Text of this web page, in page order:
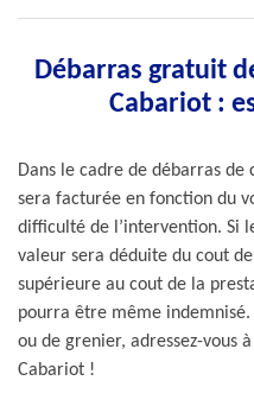
Débarras gratuit
Cabariot :
Dans le cadre de débarras
sera facturée en fonction du
difficulté de l’intervention. Si
valeur sera déduite du cout
supérieure au cout de la
pourra être même
ou de grenier, adressez-vous
Cabariot !